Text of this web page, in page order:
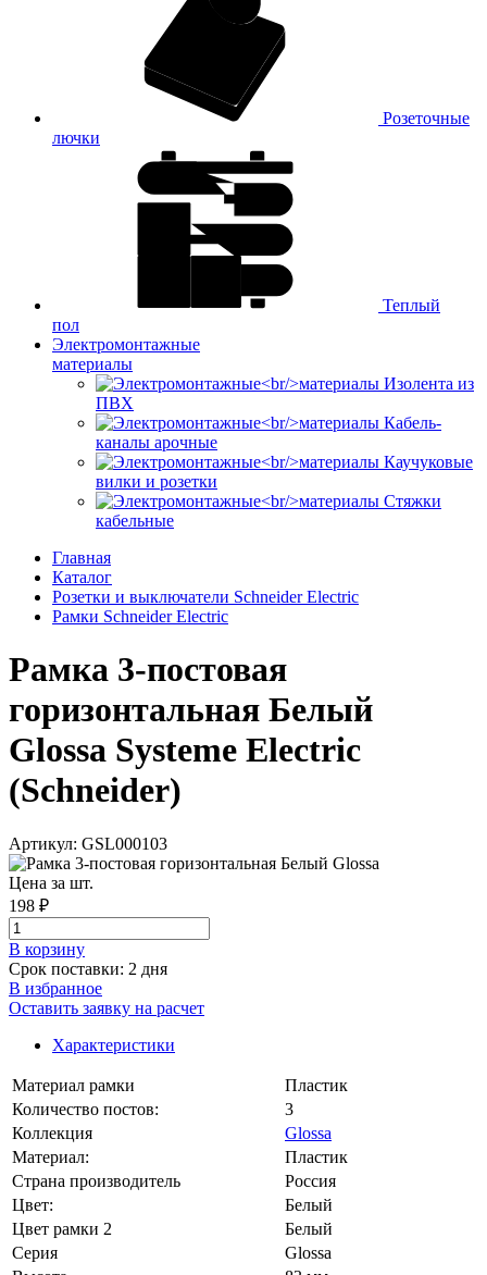
Розеточные
лючки
Теплый
пол
Электромонтажные
материалы
Изолента из
ПВХ
Кабель-
каналы арочные
Каучуковые
вилки и розетки
Стяжки
кабельные
Главная
Каталог
Розетки и выключатели Schneider Electric
Рамки Schneider Electric
Рамка 3-постовая
горизонтальная Белый
Glossa Systeme Electric
(Schneider)
Артикул: GSL000103
Цена за шт.
198 ₽
В корзинy
Срок поставки: 2 дня
В избранное
Оставить заявку на расчет
Характеристики
Материал рамки
Пластик
Количество постов:
3
Коллекция
Glossa
Материал:
Пластик
Страна производитель
Россия
Цвет:
Белый
Цвет рамки 2
Белый
Серия
Glossa